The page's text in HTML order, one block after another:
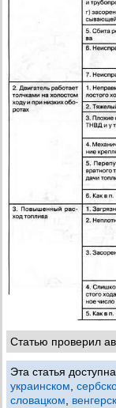
Статью проверил
Эта статья
украинском,
словацком,